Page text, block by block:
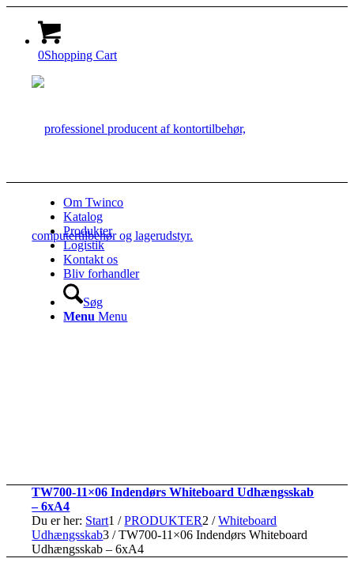
0Shopping Cart
Om Twinco
Katalog
Produkter
Logistik
Kontakt os
Bliv forhandler
Søg
Menu Menu
TW700-11×06 Indendørs Whiteboard Udhængsskab
– 6xA4
Du er her: Start1 / PRODUKTER2 / Whiteboard
Udhængsskab3 / TW700-11×06 Indendørs Whiteboard
Udhængsskab – 6xA4